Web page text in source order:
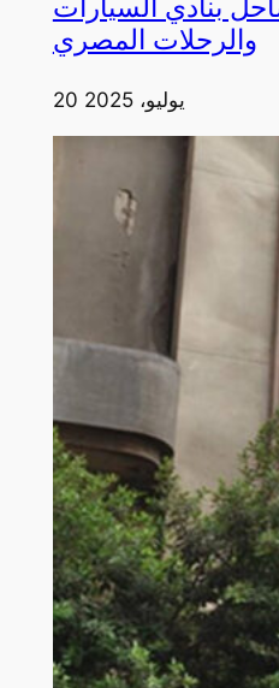
بنادي السيارات
والرحلات المصري
20 يوليو، 2025